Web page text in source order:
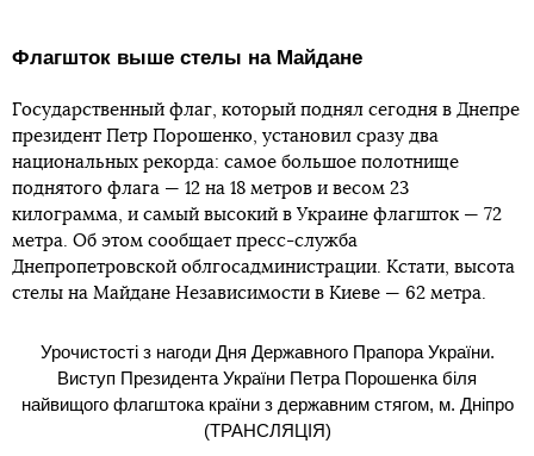
Флагшток выше стелы на Майдане
Государственный флаг, который поднял сегодня в Днепре
президент Петр Порошенко, установил сразу два
национальных рекорда: самое большое полотнище
поднятого флага — 12 на 18 метров и весом 23
килограмма, и самый высокий в Украине флагшток — 72
метра. Об этом сообщает пресс-служба
Днепропетровской облгосадминистрации. Кстати, высота
стелы на Майдане Независимости в Киеве — 62 метра.
Урочистості з нагоди Дня Державного Прапора України.
Виступ Президента України Петра Порошенка біля
найвищого флагштока країни з державним стягом, м. Дніпро
(ТРАНСЛЯЦІЯ)